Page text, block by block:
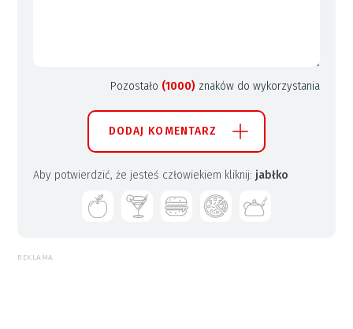
Pozostało (1000) znaków do wykorzystania
DODAJ KOMENTARZ
Aby potwierdzić, że jesteś człowiekiem kliknij: jabłko
REKLAMA